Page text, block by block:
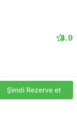
4.9
Şimdi Rezerve et